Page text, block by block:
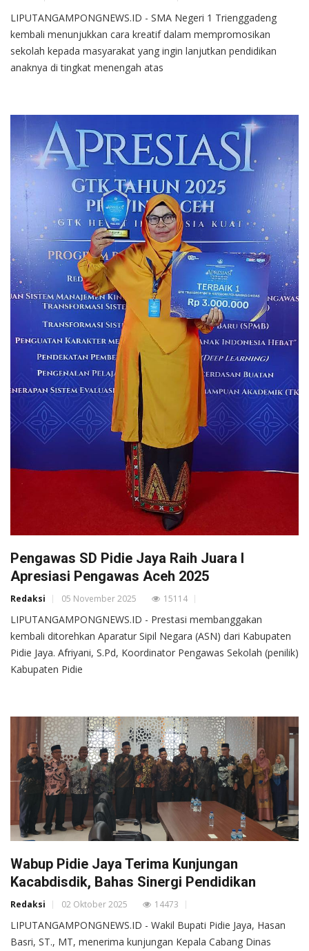
LIPUTANGAMPONGNEWS.ID - SMA Negeri 1 Trienggadeng
kembali menunjukkan cara kreatif dalam mempromosikan
sekolah kepada masyarakat yang ingin lanjutkan pendidikan
anaknya di tingkat menengah atas
Pengawas SD Pidie Jaya Raih Juara I
Apresiasi Pengawas Aceh 2025
Redaksi 05 November 2025 15114
LIPUTANGAMPONGNEWS.ID - Prestasi membanggakan
kembali ditorehkan Aparatur Sipil Negara (ASN) dari Kabupaten
Pidie Jaya. Afriyani, S.Pd, Koordinator Pengawas Sekolah (penilik)
Kabupaten Pidie
Wabup Pidie Jaya Terima Kunjungan
Kacabdisdik, Bahas Sinergi Pendidikan
Redaksi 02 Oktober 2025 14473
LIPUTANGAMPONGNEWS.ID - Wakil Bupati Pidie Jaya, Hasan
Basri, ST., MT, menerima kunjungan Kepala Cabang Dinas